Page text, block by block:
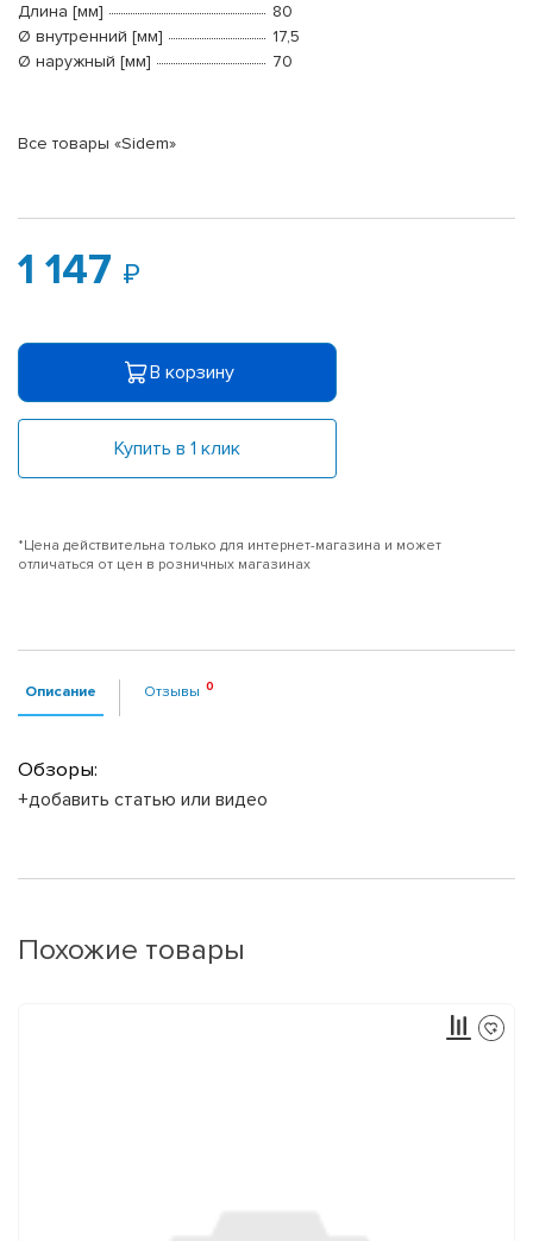
Длина [мм]
80
Ø внутренний [мм]
17,5
Ø наружный [мм]
70
Все товары «Sidem»
1 147
В корзину
Купить в 1 клик
*Цена действительна только для интернет-магазина и может
отличаться от цен в розничных магазинах
Описание Отзывы
Обзоры:
+добавить статью или видео
Похожие товары